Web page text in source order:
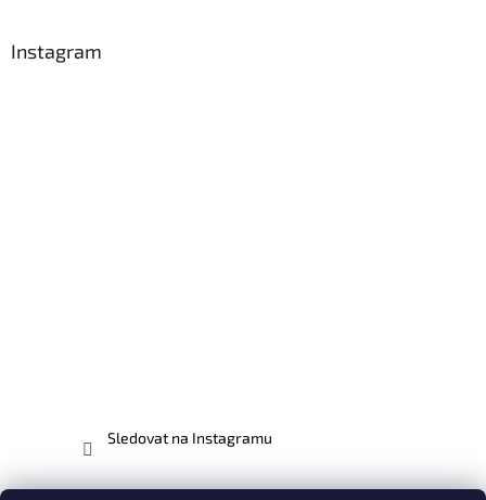
Instagram
Sledovat na Instagramu